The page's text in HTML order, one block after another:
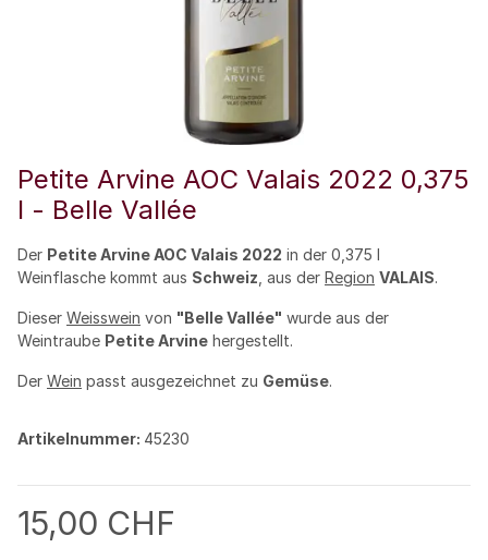
Petite Arvine AOC Valais 2022 0,375
l - Belle Vallée
Der Petite Arvine AOC Valais 2022 in der 0,375 l
Weinflasche kommt aus Schweiz , aus der Region VALAIS.
Dieser Weisswein von "Belle Vallée" wurde aus der
Weintraube Petite Arvine hergestellt.
Der Wein passt ausgezeichnet zu Gemüse.
Artikelnummer: 45230
15,00 CHF